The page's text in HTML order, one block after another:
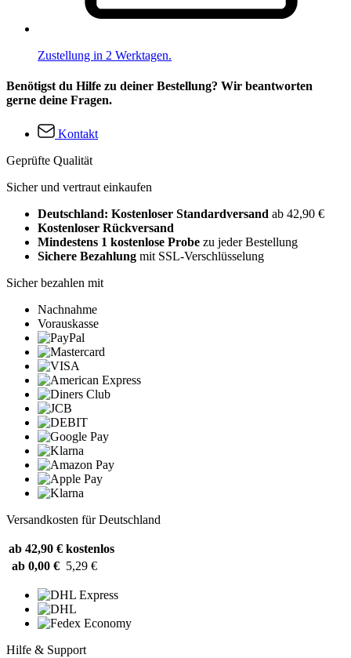
Zustellung in 2 Werktagen.
Benötigst du Hilfe zu deiner Bestellung? Wir beantworten
gerne deine Fragen.
Kontakt
Geprüfte Qualität
Sicher und vertraut einkaufen
Deutschland: Kostenloser Standardversand ab 42,90 €
Kostenloser Rückversand
Mindestens 1 kostenlose Probe zu jeder Bestellung
Sichere Bezahlung mit SSL-Verschlüsselung
Sicher bezahlen mit
Nachnahme
Vorauskasse
Versandkosten für Deutschland
ab 42,90 € kostenlos
ab 0,00 € 5,29 €
Hilfe & Support